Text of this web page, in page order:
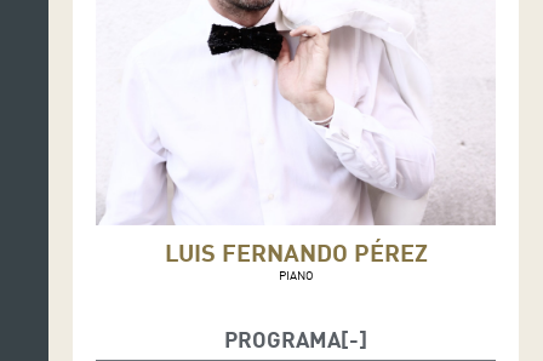
LUIS FERNANDO PÉREZ
PIANO
PROGRAMA